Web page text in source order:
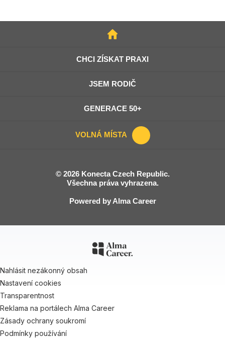
DOMŮ
CHCI ZÍSKAT PRAXI
JSEM RODIČ
GENERACE 50+
VOLNÁ MÍSTA
© 2026 Konecta Czech Republic.
Všechna práva vyhrazena.
Powered by Alma Career
Nahlásit nezákonný obsah
Nastavení cookies
Transparentnost
Reklama na portálech Alma Career
Zásady ochrany soukromí
Podmínky používání